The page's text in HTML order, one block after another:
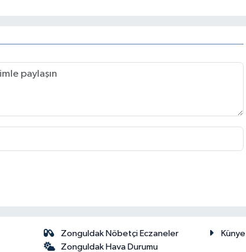
Zonguldak Nöbetçi Eczaneler
Zonguldak Hava Durumu
Künye